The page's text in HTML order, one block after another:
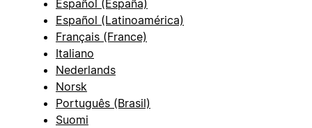
Español (España)
Español (Latinoamérica)
Français (France)
Italiano
Nederlands
Norsk
Português (Brasil)
Suomi